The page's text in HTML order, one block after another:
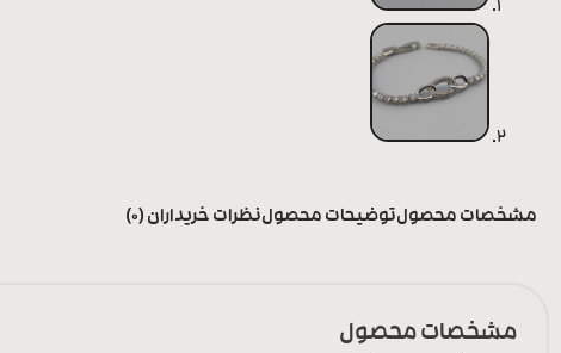
مشخصات محصولتوضیحات محصولنظرات خریداران (0)
مشخصات محصول